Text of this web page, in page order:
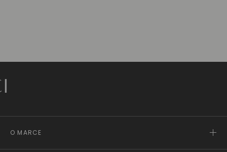
O MARCE